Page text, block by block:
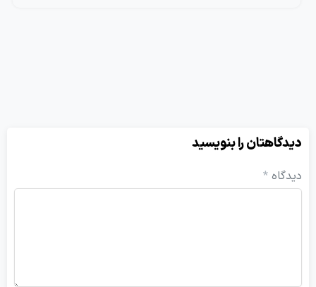
را بنویسید
*